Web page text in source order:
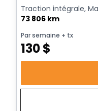
Traction intégrale,
73 806 km
Par semaine + tx
130$